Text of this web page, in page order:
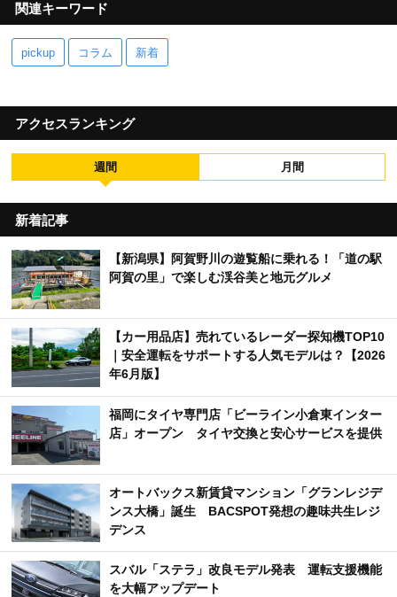
関連キーワード
pickup コラム 新着
アクセスランキング
週間 月間
新着記事
【新潟県】阿賀野川の遊覧船に乗れる！「道の駅
阿賀の里」で楽しむ渓谷美と地元グルメ
【カー用品店】売れているレーダー探知機TOP10
｜安全運転をサポートする人気モデルは？【2026
年6月版】
福岡にタイヤ専門店「ビーライン小倉東インター
店」オープン タイヤ交換と安心サービスを提供
オートバックス新賃貸マンション「グランレジデ
ンス大橋」誕生 BACSPOT発想の趣味共生レジ
デンス
スバル「ステラ」改良モデル発表 運転支援機能
を大幅アップデート